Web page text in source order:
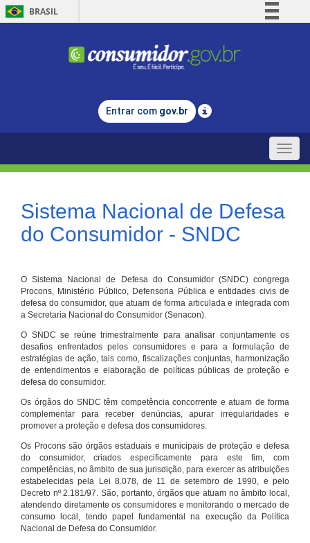
BRASIL
Comunica BR
Legislação
Entrar com gov.br
Toggle
Sistema Nacional de Defesa
do Consumidor - SNDC
O Sistema Nacional de Defesa do Consumidor (SNDC) congrega
Procons, Ministério Público, Defensoria Pública e entidades civis de
defesa do consumidor, que atuam de forma articulada e integrada com
a Secretaria Nacional do Consumidor (Senacon).
O SNDC se reúne trimestralmente para analisar conjuntamente os
desafios enfrentados pelos consumidores e para a formulação de
estratégias de ação, tais como, fiscalizações conjuntas, harmonização
de entendimentos e elaboração de políticas públicas de proteção e
defesa do consumidor.
Os órgãos do SNDC têm competência concorrente e atuam de forma
complementar para receber denúncias, apurar irregularidades e
promover a proteção e defesa dos consumidores.
Os Procons são órgãos estaduais e municipais de proteção e defesa
do consumidor, criados especificamente para este fim, com
competências, no âmbito de sua jurisdição, para exercer as atribuições
estabelecidas pela Lei 8.078, de 11 de setembro de 1990, e pelo
Decreto nº 2.181/97. São, portanto, órgãos que atuam no âmbito local,
atendendo diretamente os consumidores e monitorando o mercado de
consumo local, tendo papel fundamental na execução da Política
Nacional de Defesa do Consumidor.